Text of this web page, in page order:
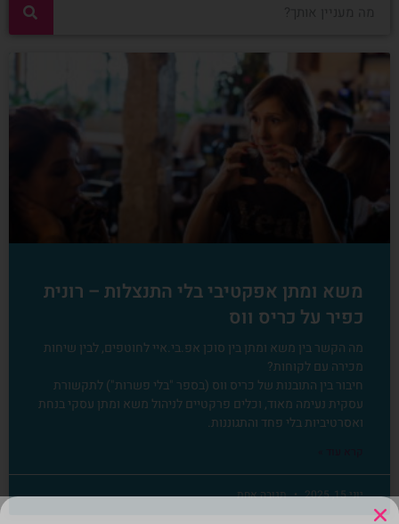
משא ומתן אפקטיבי בלי התנצלות – רונית
כפיר על כריס ווס
מה הקשר בין משא ומתן בין סוכן אפ.בי.איי לחוטפים, לבין שיחות
מכירה עם לקוחות?
חיבור בין התובנות של כריס ווס (בספר "בלי פשרות") לתקשורת
עסקית נעימה מאוד, וכלים פרקטיים לניהול משא ומתן עסקי בנחת
ואסרטיביות בלי פחד והתגוננות.
יוני 15, 2025 תגובה אחת